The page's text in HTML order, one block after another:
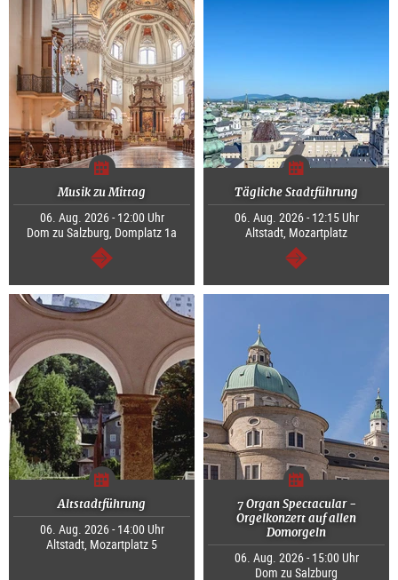
Musik zu Mittag
06. Aug. 2026 - 12:00 Uhr
Dom zu Salzburg, Domplatz 1a
weiter
Tägliche Stadtführung
06. Aug. 2026 - 12:15 Uhr
Altstadt, Mozartplatz
weiter
Altstadtführung
06. Aug. 2026 - 14:00 Uhr
Altstadt, Mozartplatz 5
7 Organ Spectacular -
Orgelkonzert auf allen
Domorgeln
06. Aug. 2026 - 15:00 Uhr
Dom zu Salzburg